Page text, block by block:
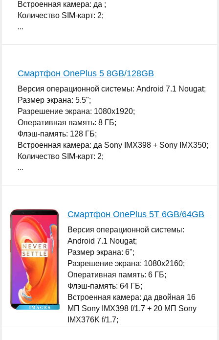
Встроенная камера: да ;
Количество SIM-карт: 2;
...
Смартфон OnePlus 5 8GB/128GB
Версия операционной системы: Android 7.1 Nougat;
Размер экрана: 5.5";
Разрешение экрана: 1080x1920;
Оперативная память: 8 ГБ;
Флэш-память: 128 ГБ;
Встроенная камера: да Sony IMX398 + Sony IMX350;
Количество SIM-карт: 2;
...
Смартфон OnePlus 5T 6GB/64GB
Версия операционной системы:
Android 7.1 Nougat;
Размер экрана: 6";
Разрешение экрана: 1080x2160;
Оперативная память: 6 ГБ;
Флэш-память: 64 ГБ;
Встроенная камера: да двойная 16
МП Sony IMX398 f/1.7 + 20 МП Sony
IMX376K f/1.7;